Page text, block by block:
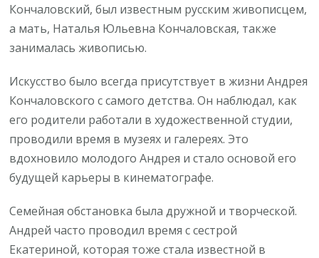
Кончаловский, был известным русским живописцем,
а мать, Наталья Юльевна Кончаловская, также
занималась живописью.
Искусство было всегда присутствует в жизни Андрея
Кончаловского с самого детства. Он наблюдал, как
его родители работали в художественной студии,
проводили время в музеях и галереях. Это
вдохновило молодого Андрея и стало основой его
будущей карьеры в кинематографе.
Семейная обстановка была дружной и творческой.
Андрей часто проводил время с сестрой
Екатериной, которая тоже стала известной в